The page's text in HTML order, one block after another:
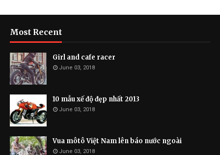
Most Recent
Girl and cafe racer
June 03, 2018
10 mẫu xế độ đẹp nhất 2013
June 03, 2018
Vua môtô Việt Nam lên báo nước ngoài
June 03, 2018